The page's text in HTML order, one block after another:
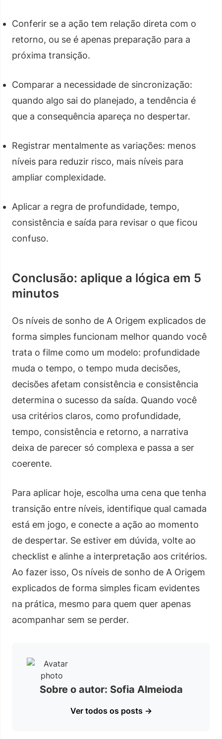
Conferir se a ação tem relação direta com o
retorno, ou se é apenas preparação para a
próxima transição.
Comparar a necessidade de sincronização:
quando algo sai do planejado, a tendência é
que a consequência apareça no despertar.
Registrar mentalmente as variações: menos
níveis para reduzir risco, mais níveis para
ampliar complexidade.
Aplicar a regra de profundidade, tempo,
consistência e saída para revisar o que ficou
confuso.
Conclusão: aplique a lógica em 5
minutos
Os níveis de sonho de A Origem explicados de
forma simples funcionam melhor quando você
trata o filme como um modelo: profundidade
muda o tempo, o tempo muda decisões,
decisões afetam consistência e consistência
determina o sucesso da saída. Quando você
usa critérios claros, como profundidade,
tempo, consistência e retorno, a narrativa
deixa de parecer só complexa e passa a ser
coerente.
Para aplicar hoje, escolha uma cena que tenha
transição entre níveis, identifique qual camada
está em jogo, e conecte a ação ao momento
de despertar. Se estiver em dúvida, volte ao
checklist e alinhe a interpretação aos critérios.
Ao fazer isso, Os níveis de sonho de A Origem
explicados de forma simples ficam evidentes
na prática, mesmo para quem quer apenas
acompanhar sem se perder.
Sobre o autor: Sofia Almeioda
Ver todos os posts →